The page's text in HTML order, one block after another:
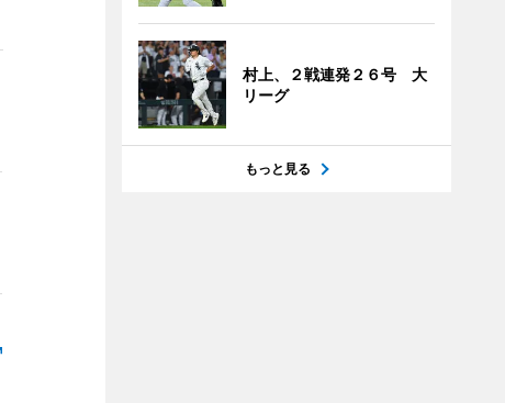
村上、２戦連発２６号 大
リーグ
もっと見る